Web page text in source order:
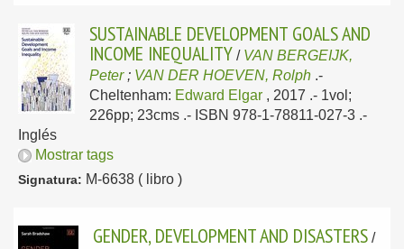
SUSTAINABLE DEVELOPMENT GOALS AND
INCOME INEQUALITY / VAN BERGEIJK,
Peter; VAN DER HOEVEN, Rolph .-
Cheltenham: Edward Elgar , 2017 .- 1vol;
226pp; 23cms .- ISBN 978-1-78811-027-3 .-
Inglés
Mostrar tags
Signatura: M-6638 ( libro )
GENDER, DEVELOPMENT AND DISASTERS /